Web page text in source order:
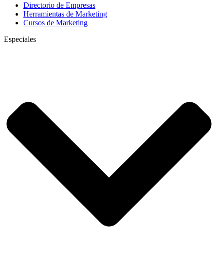
Directorio de Empresas
Herramientas de Marketing
Cursos de Marketing
Especiales